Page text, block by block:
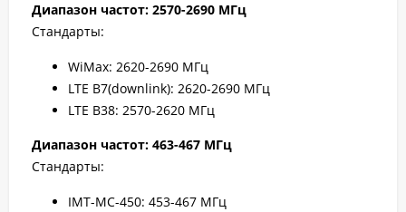
Диапазон частот: 2570-2690 МГц
Стандарты:
WiMax: 2620-2690 МГц
LTE B7(downlink): 2620-2690 МГц
LTE B38: 2570-2620 МГц
Диапазон частот: 463-467 МГц
Стандарты:
IMT-MC-450: 453-467 МГц